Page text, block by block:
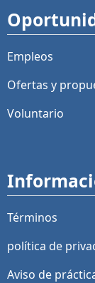
Empleos
Ofertas y
Voluntario
Términos
política de
Aviso de